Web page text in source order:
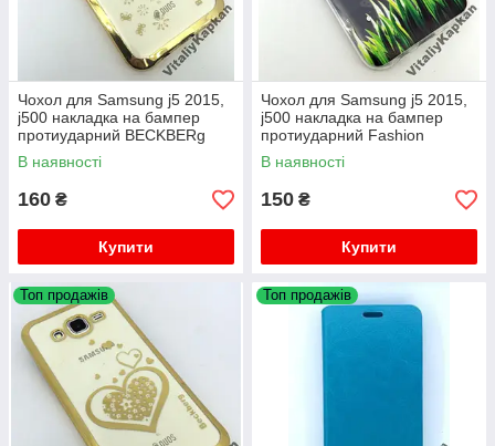
Чохол для Samsung j5 2015,
j500 накладка на бампер
протиударний BECKBERg
В наявності
160 ₴
Купити
Чохол для Samsung j5 2015,
j500 накладка на бампер
протиударний Fashion
flowers
В наявності
150 ₴
Купити
Топ продажів Топ продажів